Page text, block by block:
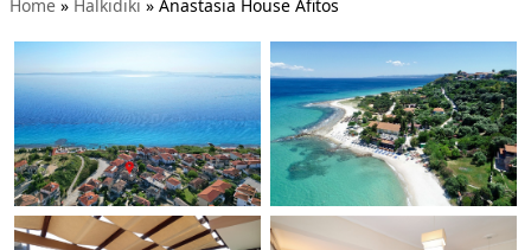
Home » Halkidiki » Anastasia House Afitos